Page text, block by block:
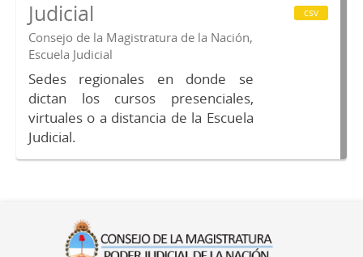
Judicial
Consejo de la Magistratura de la Nación,
Escuela Judicial
Sedes regionales en donde se
dictan los cursos presenciales,
virtuales o a distancia de la Escuela
Judicial.
csv